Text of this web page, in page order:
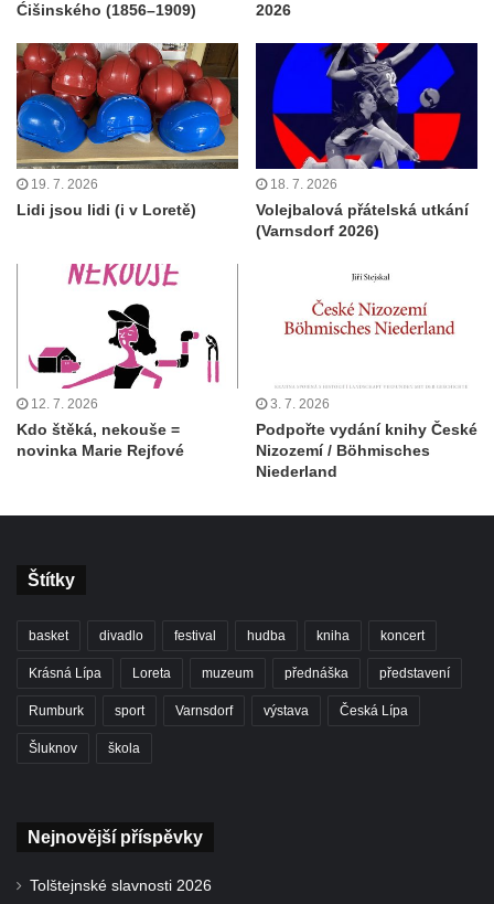
Ćišinského (1856–1909)
2026
19. 7. 2026
Lidi jsou lidi (i v Loretě)
18. 7. 2026
Volejbalová přátelská utkání
(Varnsdorf 2026)
12. 7. 2026
Kdo štěká, nekouše =
novinka Marie Rejfové
3. 7. 2026
Podpořte vydání knihy České
Nizozemí / Böhmisches
Niederland
Štítky
basket divadlo festival hudba kniha koncert
Krásná Lípa Loreta muzeum přednáška představení
Rumburk sport Varnsdorf výstava Česká Lípa
Šluknov škola
Nejnovější příspěvky
Tolštejnské slavnosti 2026